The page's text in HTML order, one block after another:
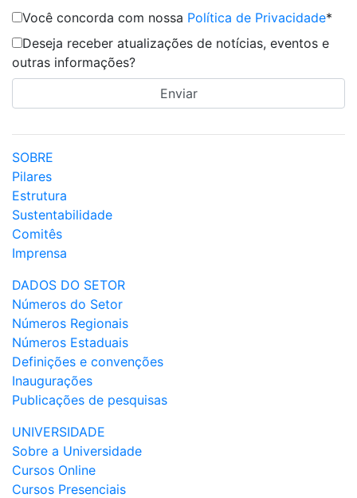
Você concorda com nossa Política de Privacidade*
Deseja receber atualizações de notícias, eventos e
outras informações?
SOBRE
Pilares
Estrutura
Sustentabilidade
Comitês
Imprensa
DADOS DO SETOR
Números do Setor
Números Regionais
Números Estaduais
Definições e convenções
Inaugurações
Publicações de pesquisas
UNIVERSIDADE
Sobre a Universidade
Cursos Online
Cursos Presenciais